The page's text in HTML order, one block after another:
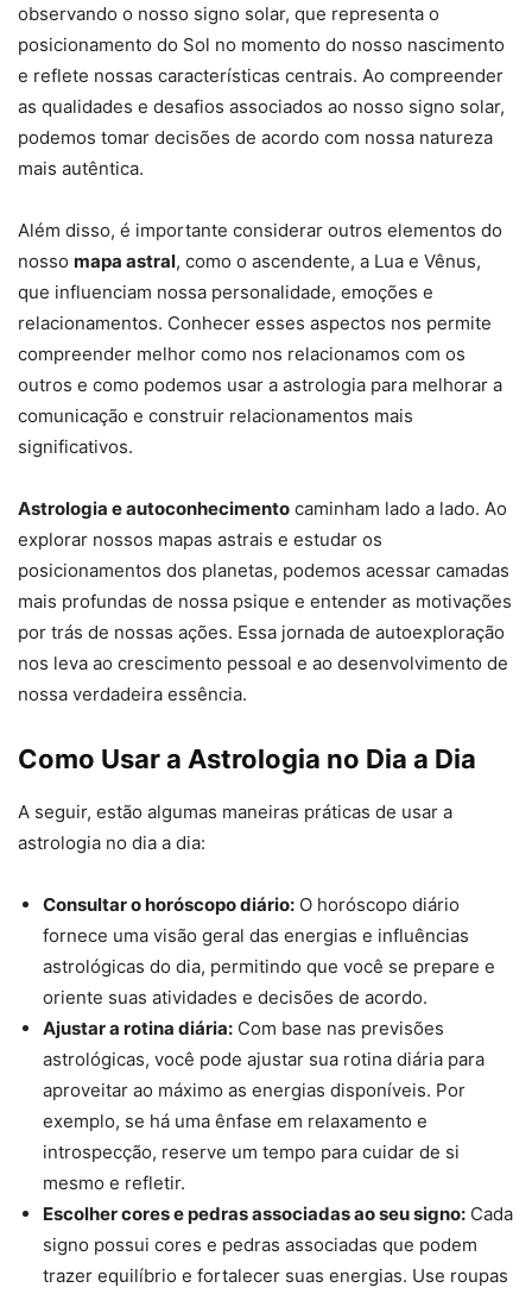
observando o nosso signo solar, que representa o
posicionamento do Sol no momento do nosso nascimento
e reflete nossas características centrais. Ao compreender
as qualidades e desafios associados ao nosso signo solar,
podemos tomar decisões de acordo com nossa natureza
mais autêntica.
Além disso, é importante considerar outros elementos do
nosso mapa astral, como o ascendente, a Lua e Vênus,
que influenciam nossa personalidade, emoções e
relacionamentos. Conhecer esses aspectos nos permite
compreender melhor como nos relacionamos com os
outros e como podemos usar a astrologia para melhorar a
comunicação e construir relacionamentos mais
significativos.
Astrologia e autoconhecimento caminham lado a lado. Ao
explorar nossos mapas astrais e estudar os
posicionamentos dos planetas, podemos acessar camadas
mais profundas de nossa psique e entender as motivações
por trás de nossas ações. Essa jornada de autoexploração
nos leva ao crescimento pessoal e ao desenvolvimento de
nossa verdadeira essência.
Como Usar a Astrologia no Dia a Dia
A seguir, estão algumas maneiras práticas de usar a
astrologia no dia a dia:
Consultar o horóscopo diário: O horóscopo diário
fornece uma visão geral das energias e influências
astrológicas do dia, permitindo que você se prepare e
oriente suas atividades e decisões de acordo.
Ajustar a rotina diária: Com base nas previsões
astrológicas, você pode ajustar sua rotina diária para
aproveitar ao máximo as energias disponíveis. Por
exemplo, se há uma ênfase em relaxamento e
introspecção, reserve um tempo para cuidar de si
mesmo e refletir.
Escolher cores e pedras associadas ao seu signo: Cada
signo possui cores e pedras associadas que podem
trazer equilíbrio e fortalecer suas energias. Use roupas